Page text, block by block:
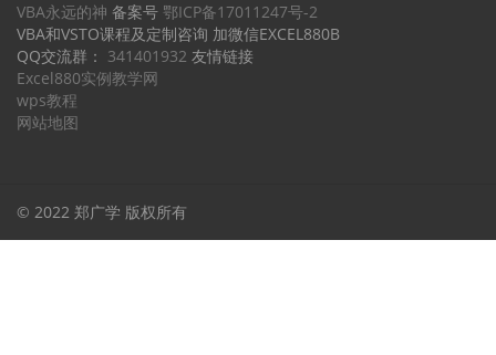
VBA永远的神 备案号 鄂ICP备17011247号-2
VBA和VSTO课程及定制咨询 加微信EXCEL880B
QQ交流群： 341401932 友情链接
Excel880实例教学网
wps教程
网站地图
© 2022 郑广学 版权所有